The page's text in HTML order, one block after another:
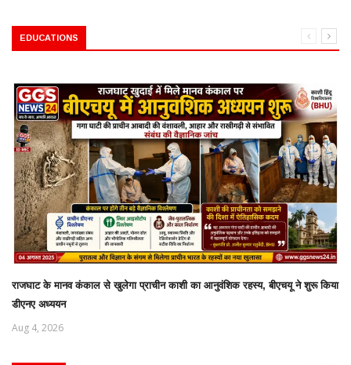
EDUCATIONS
राजघाट के मानव कंकाल से खुलेगा प्राचीन काशी का आनुवंशिक रहस्य, बीएचयू ने शुरू किया
डीएनए अध्ययन
Aug 4, 2026